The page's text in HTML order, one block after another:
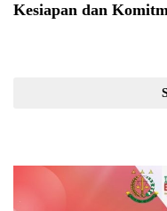
Kesiapan dan